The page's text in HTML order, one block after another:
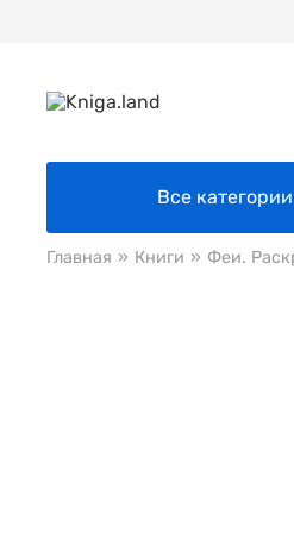
Все категории
Главная » Книги » Феи.